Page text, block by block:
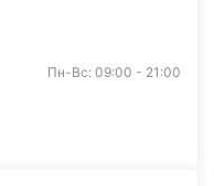
Пн-Вс: 09:00 - 21:00